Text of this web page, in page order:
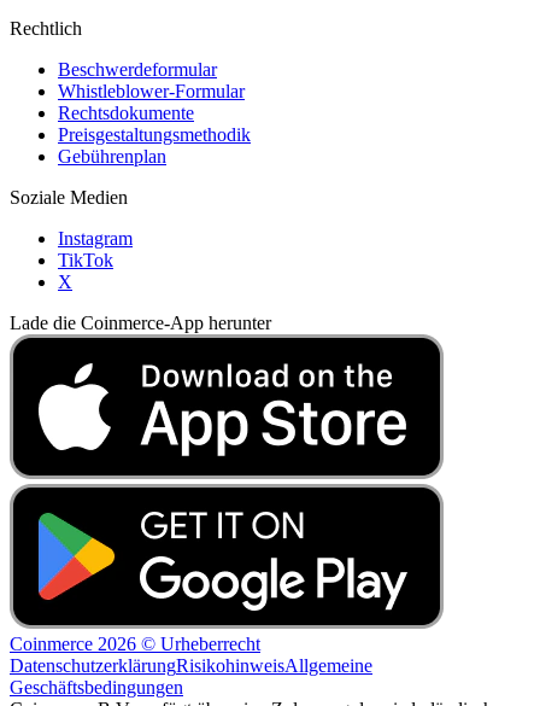
Rechtlich
Beschwerdeformular
Whistleblower-Formular
Rechtsdokumente
Preisgestaltungsmethodik
Gebührenplan
Soziale Medien
Instagram
TikTok
X
Lade die Coinmerce-App herunter
Coinmerce 2026 © Urheberrecht
DatenschutzerklärungRisikohinweisAllgemeine
Geschäftsbedingungen